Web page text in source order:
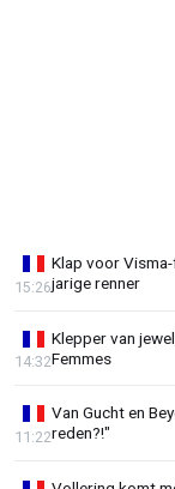
Klap voor
jarige renner
15:26
Klepper van
Femmes
14:32
Van Gucht en
reden?!"
11:22